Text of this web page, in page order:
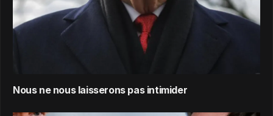
Nous ne nous laisserons pas intimider